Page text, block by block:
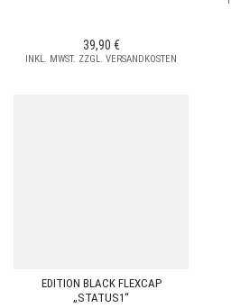
39,90 €
INKL. MWST. ZZGL. VERSANDKOSTEN
EDITION BLACK FLEXCAP
„STATUS1“